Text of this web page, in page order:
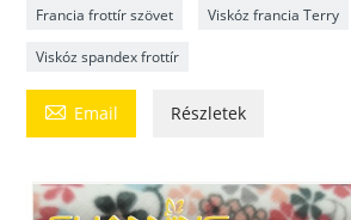
Francia frottír szövet Viskóz francia Terry
Viskóz spandex frottír
 Email Részletek